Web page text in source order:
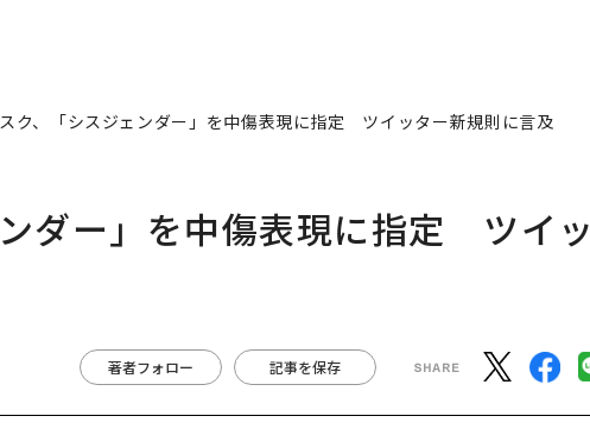
ク、「シスジェンダー」を中傷表現に指定 ツイッター新規則に言及
ダー」を中傷表現に指定 ツイッ
著者フォロー 記事を保存